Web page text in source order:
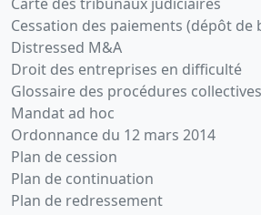
Cessation des paiements (dépôt de
Distressed M&A
Droit des entreprises en difficulté
Glossaire des procédures collectives
Mandat ad hoc
Ordonnance du 12 mars 2014
Plan de cession
Plan de continuation
Plan de redressement